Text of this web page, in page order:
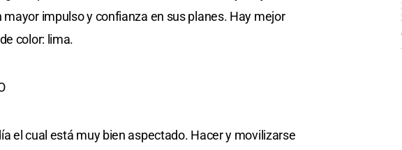
impulso y confianza en sus planes. Hay mejor
color: lima.
el cual está muy bien aspectado. Hacer y movilizarse